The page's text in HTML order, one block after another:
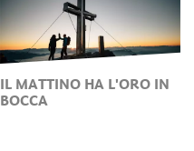
IL MATTINO HA L'ORO IN
BOCCA